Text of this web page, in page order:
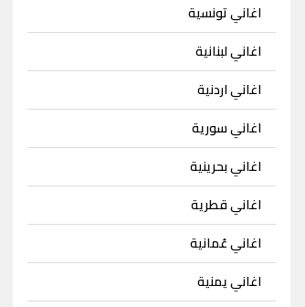
اغاني تونسية
اغاني لبنانية
اغاني اردنية
اغاني سورية
اغاني بحرينية
اغاني قطرية
اغاني عُمانية
اغاني يمنية